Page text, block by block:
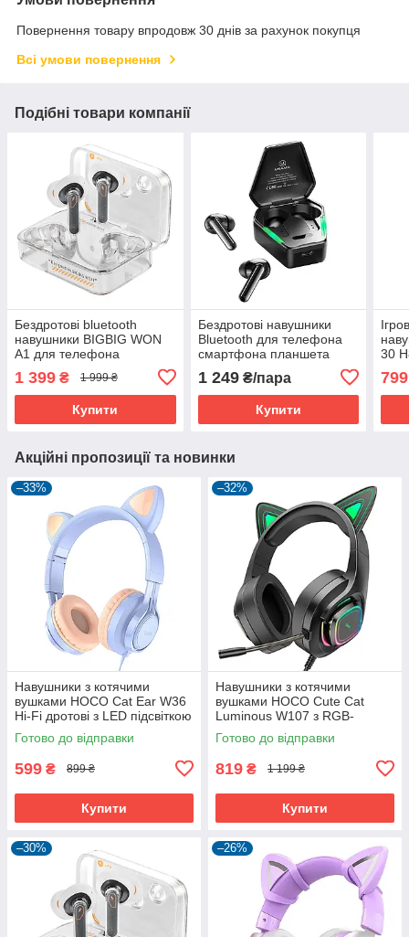
Повернення товару впродовж 30 днів за рахунок покупця
Всі умови повернення
Подібні товари компанії
Бездротові bluetooth
навушники BIGBIG WON
A1 для телефона
режимом
1 399 ₴ 1 999 ₴
Купити
Бездротові навушники
Bluetooth для телефона
смартфона планшета
Earbuds JY01 Series
1 249₴/пара
Купити
30
ПК
799
Акційні пропозиції та новинки
–33%
Навушники з котячими
вушками HOCO Cat Ear W36
Hi-Fi дротові з LED підсвіткою
і мікрофоном ігрові
геймерські
Готово до відправки
599 ₴ 899 ₴
Купити
–32%
Навушники з котячими
вушками HOCO Cute Cat
Luminous W107 з RGB-
підсвіткою й мікрофоном
ігрові геймерські Phantom
Готово до відправки
819 ₴ 1 199 ₴
Купити
–30% –26%